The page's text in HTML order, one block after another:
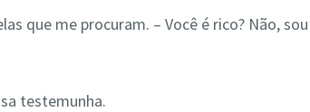
que me procuram. – Você é rico? Não, sou
testemunha.